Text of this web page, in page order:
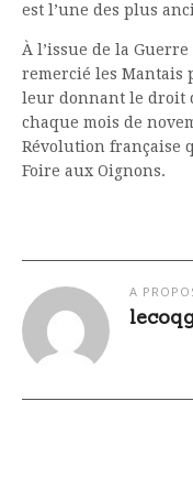
est l’une des plus
À l’issue de la
remercié les
leur donnant le droit
chaque mois de
Révolution française
Foire aux Oignons.
A